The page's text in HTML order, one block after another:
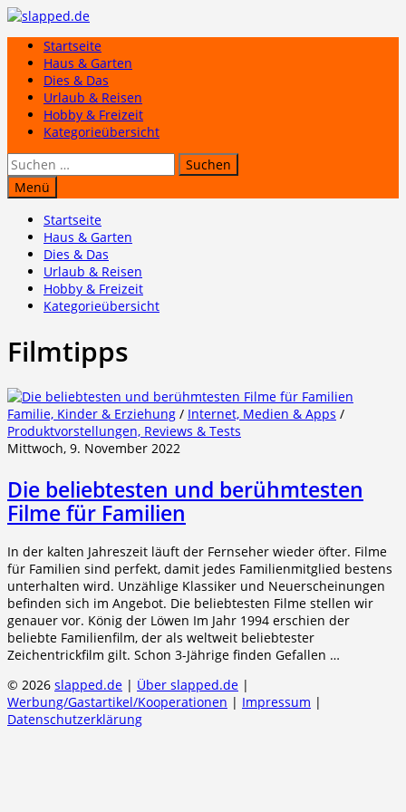
Zum
springenStartseite
Haus & Garten
Dies & Das
Urlaub & Reisen
Hobby & Freizeit
Kategorieübersicht
Suchen
nach:
Menü
Startseite
Haus & Garten
Dies & Das
Urlaub & Reisen
Hobby & Freizeit
Kategorieübersicht
Filmtipps
Familie, Kinder & Erziehung / Internet, Medien & Apps /
Produktvorstellungen, Reviews & Tests
Mittwoch, 9. November 2022
Die beliebtesten und berühmtesten
Filme für Familien
In der kalten Jahreszeit läuft der Fernseher wieder öfter. Filme
für Familien sind perfekt, damit jedes Familienmitglied bestens
unterhalten wird. Unzählige Klassiker und Neuerscheinungen
befinden sich im Angebot. Die beliebtesten Filme stellen wir
genauer vor. König der Löwen Im Jahr 1994 erschien der
beliebte Familienfilm, der als weltweit beliebtester
Zeichentrickfilm gilt. Schon 3-Jährige finden Gefallen …
© 2026 slapped.de | Über slapped.de |
Werbung/Gastartikel/Kooperationen | Impressum |
Datenschutzerklärung